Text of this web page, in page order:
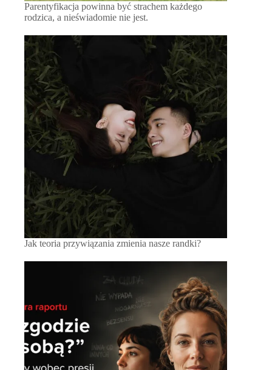
Parentyfikacja powinna być strachem każdego
rodzica, a nieświadomie nie jest.
Jak teoria przywiązania zmienia nasze randki?